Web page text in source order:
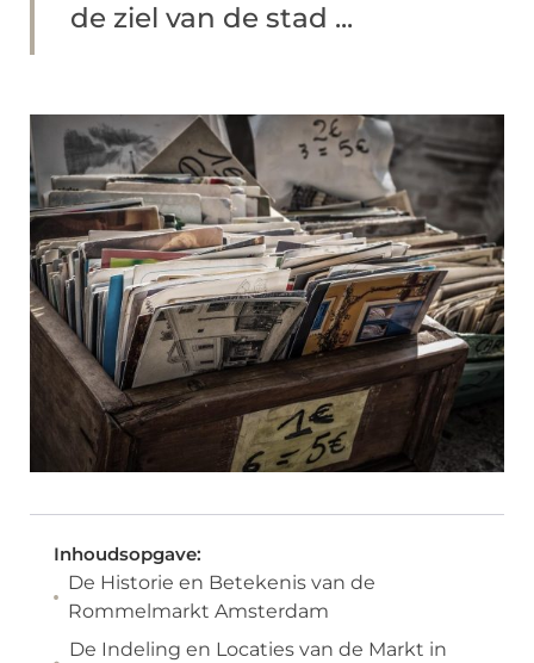
de ziel van de stad ...
Inhoudsopgave:
De Historie en Betekenis van de
Rommelmarkt Amsterdam
De Indeling en Locaties van de Markt in